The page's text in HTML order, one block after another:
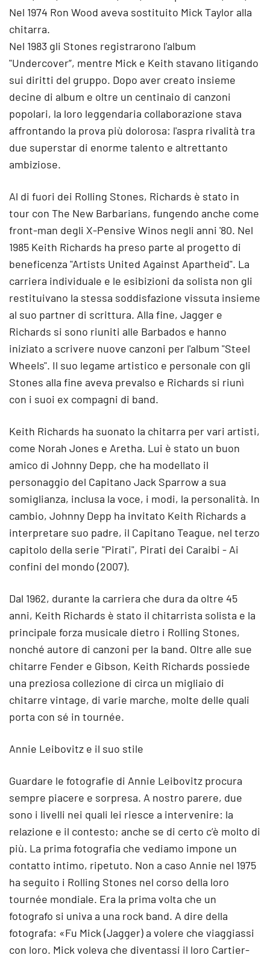
Nel 1974 Ron Wood aveva sostituito Mick Taylor alla
chitarra.
Nel 1983 gli Stones registrarono l'album
"Undercover”, mentre Mick e Keith stavano litigando
sui diritti del gruppo. Dopo aver creato insieme
decine di album e oltre un centinaio di canzoni
popolari, la loro leggendaria collaborazione stava
affrontando la prova più dolorosa: l'aspra rivalità tra
due superstar di enorme talento e altrettanto
ambiziose.
Al di fuori dei Rolling Stones, Richards è stato in
tour con The New Barbarians, fungendo anche come
front-man degli X-Pensive Winos negli anni '80. Nel
1985 Keith Richards ha preso parte al progetto di
beneficenza "Artists United Against Apartheid". La
carriera individuale e le esibizioni da solista non gli
restituivano la stessa soddisfazione vissuta insieme
al suo partner di scrittura. Alla fine, Jagger e
Richards si sono riuniti alle Barbados e hanno
iniziato a scrivere nuove canzoni per l'album "Steel
Wheels". Il suo legame artistico e personale con gli
Stones alla fine aveva prevalso e Richards si riunì
con i suoi ex compagni di band.
Keith Richards ha suonato la chitarra per vari artisti,
come Norah Jones e Aretha. Lui è stato un buon
amico di Johnny Depp, che ha modellato il
personaggio del Capitano Jack Sparrow a sua
somiglianza, inclusa la voce, i modi, la personalità. In
cambio, Johnny Depp ha invitato Keith Richards a
interpretare suo padre, il Capitano Teague, nel terzo
capitolo della serie "Pirati", Pirati dei Caraibi - Ai
confini del mondo (2007).
Dal 1962, durante la carriera che dura da oltre 45
anni, Keith Richards è stato il chitarrista solista e la
principale forza musicale dietro i Rolling Stones,
nonché autore di canzoni per la band. Oltre alle sue
chitarre Fender e Gibson, Keith Richards possiede
una preziosa collezione di circa un migliaio di
chitarre vintage, di varie marche, molte delle quali
porta con sé in tournée.
Annie Leibovitz e il suo stile
Guardare le fotografie di Annie Leibovitz procura
sempre piacere e sorpresa. A nostro parere, due
sono i livelli nei quali lei riesce a intervenire: la
relazione e il contesto; anche se di certo c’è molto di
più. La prima fotografia che vediamo impone un
contatto intimo, ripetuto. Non a caso Annie nel 1975
ha seguito i Rolling Stones nel corso della loro
tournée mondiale. Era la prima volta che un
fotografo si univa a una rock band. A dire della
fotografa: «Fu Mick (Jagger) a volere che viaggiassi
con loro. Mick voleva che diventassi il loro Cartier-